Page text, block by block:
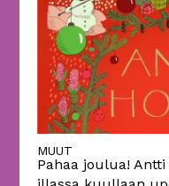
MUUT
Pahaa joulua!